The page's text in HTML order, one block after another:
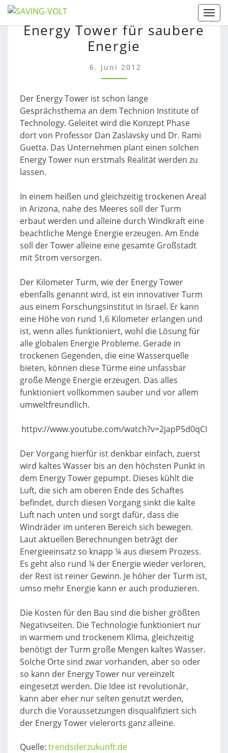
Skip
to
content
TOWER
FÜR
SAUBERE
ENERGIE
Energy Tower für saubere
Energie
6. Juni 2012
Der Energy Tower ist schon lange
Gesprächsthema an dem Technion Institute of
Technology. Geleitet wird die Konzept Phase
dort von Professor Dan Zaslavsky und Dr. Rami
Guetta. Das Unternehmen plant einen solchen
Energy Tower nun erstmals Realität werden zu
lassen.
In einem heißen und gleichzeitig trockenen Areal
in Arizona, nahe des Meeres soll der Turm
erbaut werden und alleine durch Windkraft eine
beachtliche Menge Energie erzeugen. Am Ende
soll der Tower alleine eine gesamte Großstadt
mit Strom versorgen.
Der Kilometer Turm, wie der Energy Tower
ebenfalls genannt wird, ist ein innovativer Turm
aus einem Forschungsinstitut in Israel. Er kann
eine Höhe von rund 1,6 Kilometer erlangen und
ist, wenn alles funktioniert, wohl die Lösung für
alle globalen Energie Probleme. Gerade in
trockenen Gegenden, die eine Wasserquelle
bieten, können diese Türme eine unfassbar
große Menge Energie erzeugen. Das alles
funktioniert vollkommen sauber und vor allem
umweltfreundlich.
httpv://www.youtube.com/watch?v=2japP5d0qCI
Der Vorgang hierfür ist denkbar einfach, zuerst
wird kaltes Wasser bis an den höchsten Punkt in
dem Energy Tower gepumpt. Dieses kühlt die
Luft, die sich am oberen Ende des Schaftes
befindet, durch diesen Vorgang sinkt die kalte
Luft nach unten und sorgt dafür, dass die
Windräder im unteren Bereich sich bewegen.
Laut aktuellen Berechnungen beträgt der
Energieeinsatz so knapp ¼ aus diesem Prozess.
Es geht also rund ¼ der Energie wieder verloren,
der Rest ist reiner Gewinn. Je höher der Turm ist,
umso mehr Energie kann er auch produzieren.
Die Kosten für den Bau sind die bisher größten
Negativseiten. Die Technologie funktioniert nur
in warmem und trockenem Klima, gleichzeitig
benötigt der Turm große Mengen kaltes Wasser.
Solche Orte sind zwar vorhanden, aber so oder
so kann der Energy Tower nur vereinzelt
eingesetzt werden. Die Idee ist revolutionär,
kann aber eher nur selten genutzt werden,
durch die Voraussetzungen disqualifiziert sich
der Energy Tower vielerorts ganz alleine.
Quelle: trendsderzukunft.de